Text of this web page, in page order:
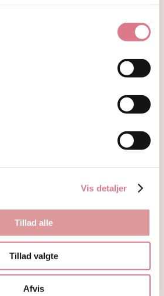
Vis detaljer
Tillad alle
Tillad valgte
Afvis
af krystaller